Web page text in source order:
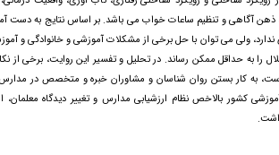
ذهن آگاهی و تنظیم ساعات خواب می باشد. بر اساس نتایج به دست
ندارد، ولی می توان با حل برخی از مشکلات آموزشی و خانوادگی و
را به حداقل ممکن رساند. در تحلیل و تفسیر این روایت، برخی از
به کار بستن روان شناسان و مشاوران خبره و متخصص در
کشور بالاخص نظام ارزشیابی مدارس و تغییر دیدگاه